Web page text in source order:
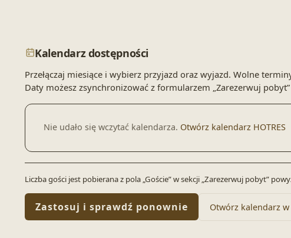
Kalendarz dostępności
Przełączaj miesiące i wybierz przyjazd oraz wyjazd. Wolne
Daty możesz zsynchronizować z formularzem „Zarezerwuj
Nie udało się wczytać kalendarza. Otwórz kalendarz HOTRES
Liczba gości jest pobierana z pola „Goście” w sekcji „Zarezerwuj pobyt”
Zastosuj i sprawdź ponownie Otwórz kalendarz